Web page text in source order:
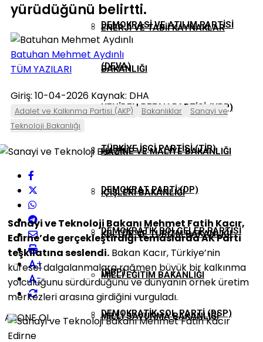
DEMOKRASI VE ATILIM PARTISI
(DEVA)
YENIDEN REFAH PARTISI (YRP)
TÜRKIYE İŞÇI PARTISI (TİP)
DEMOKRAT PARTI (DP)
DEMOKRATIK BÖLGELER PARTISI
(DBP)
DEMOKRATIK SOL PARTI (DSP)
ENERJI VE TABII KAYNAKLAR
BAKANLIĞI
GENÇLIK VE SPOR BAKANLIĞI
HAZINE VE MALIYE BAKANLIĞI
İÇIŞLERI BAKANLIĞI
KÜLTÜR VE TURIZM BAKANLIĞI
MILLI EĞITIM BAKANLIĞI
MILLI SAVUNMA BAKANLIĞI
yürüdüğünü belirtti.
Batuhan Mehmet Aydınlı
TÜM YAZILARI
Giriş: 10-04-2026 Kaynak: DHA
Adalet ve Kalkınma Partisi (AKP) Bakanlıklar
Sanayi ve
Teknoloji Bakanlığı
+
-
ABONE OL
Sanayi ve Teknoloji Bakanı Mehmet Fatih Kacır,
Edirne’de gerçekleştirdiği temaslarda AK Parti
teşkilatına seslendi. Bakan Kacır, Türkiye’nin
küresel dalgalanmalara rağmen büyük bir kalkınma
yolculuğunu sürdürdüğünü ve dünyanın örnek üretim
merkezleri arasına girdiğini vurguladı.